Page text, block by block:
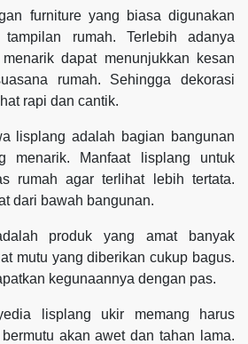
furniture yang biasa digunakan
tampilan rumah. Terlebih adanya
dapat menunjukkan kesan
rumah. Sehingga dekorasi
rapi dan cantik.
lisplang adalah bagian bangunan
menarik. Manfaat lisplang untuk
rumah agar terlihat lebih tertata.
dari bawah bangunan.
produk yang amat banyak
mutu yang diberikan cukup bagus.
kegunaannya dengan pas.
lisplang ukir memang harus
akan awet dan tahan lama.